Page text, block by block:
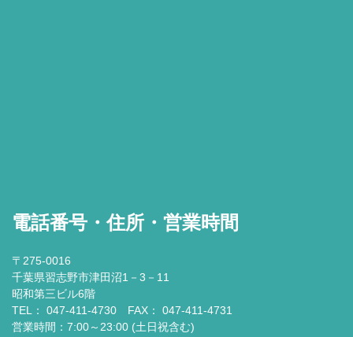
電話番号・住所・営業時間
〒275-0016
千葉県習志野市津田沼1－3－11
昭和第三ビル6階
TEL： 047-411-4730 FAX： 047-411-4731
営業時間：7:00～23:00 (土日祝含む)